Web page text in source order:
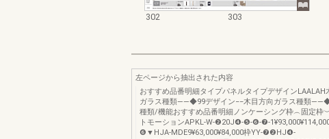
302 303
左ページから抽出された内容
おすすめ品番明細タイプパネルタイプデザインLAALAH
ガラス種類――◆99デザイン−−木目方向ガラス種類
種類/機能おすすめ品番明細ノンケーシング枠︵固定枠
トモーションAPKL-W-❷20J❹-❺-❻-❼-
❻▼HJA-MDE9¥63,000¥84,000枠YY-❼❷HJ❹-